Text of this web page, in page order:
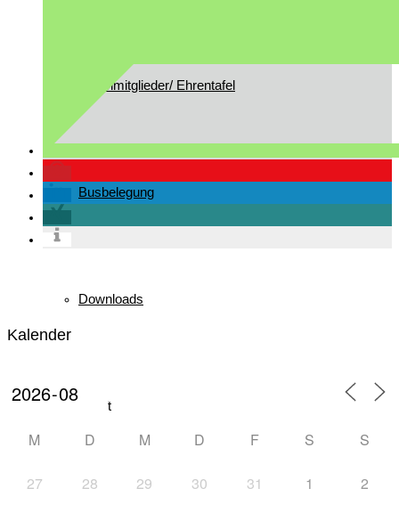
Ehrenmitglieder/ Ehrentafel
Busbelegung
Downloads
Mannschaft
Kalender
M D M D F S S
27 28 29 30 31 1 2